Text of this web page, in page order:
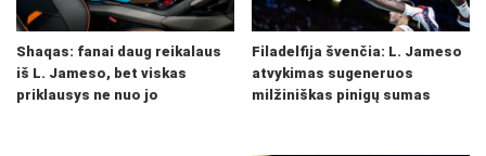
Shaqas: fanai daug reikalaus
iš L. Jameso, bet viskas
priklausys ne nuo jo
Filadelfija švenčia: L. Jameso
atvykimas sugeneruos
milžiniškas pinigų sumas